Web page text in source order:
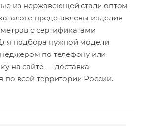
из нержавеющей стали оптом
представлены изделия
с сертификатами
подбора нужной модели
по телефону или
на сайте — доставка
по всей территории России.